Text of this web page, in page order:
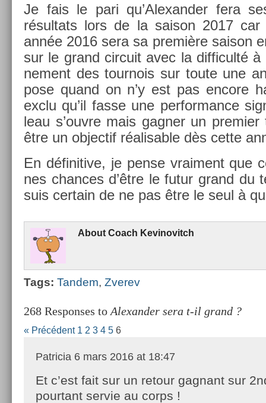
Je fais le pari qu’Alexand­er fera
résul­tats lors de la saison 2017 car
année 2016 sera sa première saison
sur le grand cir­cuit avec la dif­ficulté
ne­ment des tour­nois sur toute une
pose quand on n’y est pas en­core
exclu qu’il fasse une per­for­mance
leau s’ouvre mais gagn­er un
être un ob­jec­tif réalis­able dès cette
En définitive, je pense vrai­ment que
nes chan­ces d’être le futur grand du
suis cer­tain de ne pas être le seul à
About Coach Kevinovitch
Tags: Tan­dem, Zverev
268 Responses to Alexander sera t-il grand ?
« Précédent 1 2 3 4 5 6
Patricia 6 mars 2016 at 18:47
Et c’est fait sur un retour gagnant sur
pourtant servie au corps !